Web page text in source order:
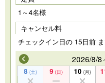
1～4名様
キャンセル料
チェックイン日の 15日前
2026/8/8
8 (土) 9 (日) 10 (月)